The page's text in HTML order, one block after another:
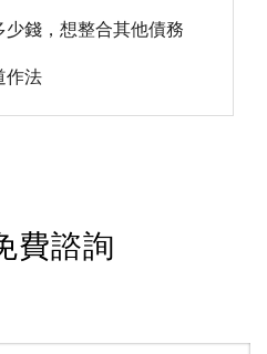
錢，想整合其他債務
作法
費諮詢